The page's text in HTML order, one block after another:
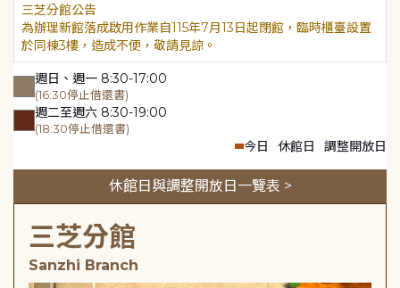
三芝分館公告
為辦理新館落成啟用作業自115年7月13日起閉館，臨時櫃臺設置
於同棟3樓，造成不便，敬請見諒。
週日、週一 8:30-17:00
(16:30停止借還書)
週二至週六 8:30-19:00
(18:30停止借還書)
今日 休館日 調整開放日
休館日與調整開放日一覽表 >
三芝分館
Sanzhi Branch